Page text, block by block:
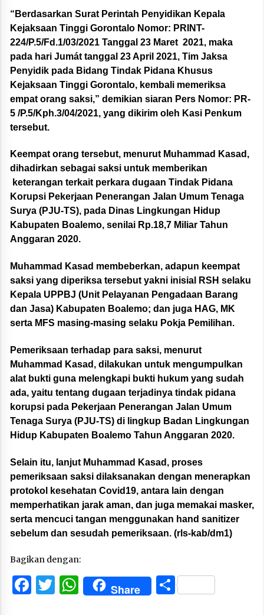
“Berdasarkan Surat Perintah Penyidikan Kepala
Kejaksaan Tinggi Gorontalo Nomor: PRINT-
224/P.5/Fd.1/03/2021 Tanggal 23 Maret 2021, maka
pada hari Jumát tanggal 23 April 2021, Tim Jaksa
Penyidik pada Bidang Tindak Pidana Khusus
Kejaksaan Tinggi Gorontalo, kembali memeriksa
empat orang saksi,” demikian siaran Pers Nomor: PR-
5 /P.5/Kph.3/04/2021, yang dikirim oleh Kasi Penkum
tersebut.
Keempat orang tersebut, menurut Muhammad Kasad,
dihadirkan sebagai saksi untuk memberikan
keterangan terkait perkara dugaan Tindak Pidana
Korupsi Pekerjaan Penerangan Jalan Umum Tenaga
Surya (PJU-TS), pada Dinas Lingkungan Hidup
Kabupaten Boalemo, senilai Rp.18,7 Miliar Tahun
Anggaran 2020.
Muhammad Kasad membeberkan, adapun keempat
saksi yang diperiksa tersebut yakni inisial RSH selaku
Kepala UPPBJ (Unit Pelayanan Pengadaan Barang
dan Jasa) Kabupaten Boalemo; dan juga HAG, MK
serta MFS masing-masing selaku Pokja Pemilihan.
Pemeriksaan terhadap para saksi, menurut
Muhammad Kasad, dilakukan untuk mengumpulkan
alat bukti guna melengkapi bukti hukum yang sudah
ada, yaitu tentang dugaan terjadinya tindak pidana
korupsi pada Pekerjaan Penerangan Jalan Umum
Tenaga Surya (PJU-TS) di lingkup Badan Lingkungan
Hidup Kabupaten Boalemo Tahun Anggaran 2020.
Selain itu, lanjut Muhammad Kasad, proses
pemeriksaan saksi dilaksanakan dengan menerapkan
protokol kesehatan Covid19, antara lain dengan
memperhatikan jarak aman, dan juga memakai masker,
serta mencuci tangan menggunakan hand sanitizer
sebelum dan sesudah pemeriksaan. (rls-kab/dm1)
Bagikan dengan:
Facebook
Twitter
WhatsApp
Share Share